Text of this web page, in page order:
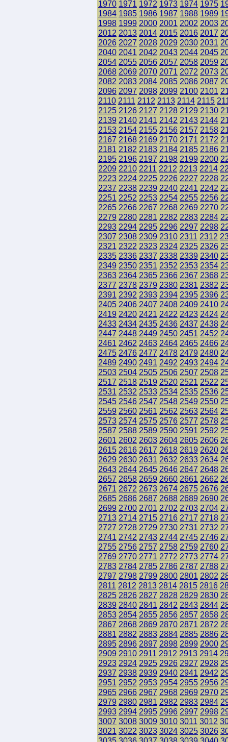
1970 1971 1972 1973 1974 1975
1984 1985 1986 1987 1988 1989
1998 1999 2000 2001 2002 2003
2012 2013 2014 2015 2016 2017
2026 2027 2028 2029 2030 2031
2040 2041 2042 2043 2044 2045
2054 2055 2056 2057 2058 2059
2068 2069 2070 2071 2072 2073
2082 2083 2084 2085 2086 2087
2096 2097 2098 2099 2100 2101
2110 2111 2112 2113 2114 2115
2125 2126 2127 2128 2129 2130
2139 2140 2141 2142 2143 2144
2153 2154 2155 2156 2157 2158
2167 2168 2169 2170 2171 2172
2181 2182 2183 2184 2185 2186
2195 2196 2197 2198 2199 2200
2209 2210 2211 2212 2213 2214
2223 2224 2225 2226 2227 2228
2237 2238 2239 2240 2241 2242
2251 2252 2253 2254 2255 2256
2265 2266 2267 2268 2269 2270
2279 2280 2281 2282 2283 2284
2293 2294 2295 2296 2297 2298
2307 2308 2309 2310 2311 2312
2321 2322 2323 2324 2325 2326
2335 2336 2337 2338 2339 2340
2349 2350 2351 2352 2353 2354
2363 2364 2365 2366 2367 2368
2377 2378 2379 2380 2381 2382
2391 2392 2393 2394 2395 2396
2405 2406 2407 2408 2409 2410
2419 2420 2421 2422 2423 2424
2433 2434 2435 2436 2437 2438
2447 2448 2449 2450 2451 2452
2461 2462 2463 2464 2465 2466
2475 2476 2477 2478 2479 2480
2489 2490 2491 2492 2493 2494
2503 2504 2505 2506 2507 2508
2517 2518 2519 2520 2521 2522
2531 2532 2533 2534 2535 2536
2545 2546 2547 2548 2549 2550
2559 2560 2561 2562 2563 2564
2573 2574 2575 2576 2577 2578
2587 2588 2589 2590 2591 2592
2601 2602 2603 2604 2605 2606
2615 2616 2617 2618 2619 2620
2629 2630 2631 2632 2633 2634
2643 2644 2645 2646 2647 2648
2657 2658 2659 2660 2661 2662
2671 2672 2673 2674 2675 2676
2685 2686 2687 2688 2689 2690
2699 2700 2701 2702 2703 2704
2713 2714 2715 2716 2717 2718
2727 2728 2729 2730 2731 2732
2741 2742 2743 2744 2745 2746
2755 2756 2757 2758 2759 2760
2769 2770 2771 2772 2773 2774
2783 2784 2785 2786 2787 2788
2797 2798 2799 2800 2801 2802
2811 2812 2813 2814 2815 2816
2825 2826 2827 2828 2829 2830
2839 2840 2841 2842 2843 2844
2853 2854 2855 2856 2857 2858
2867 2868 2869 2870 2871 2872
2881 2882 2883 2884 2885 2886
2895 2896 2897 2898 2899 2900
2909 2910 2911 2912 2913 2914
2923 2924 2925 2926 2927 2928
2937 2938 2939 2940 2941 2942
2951 2952 2953 2954 2955 2956
2965 2966 2967 2968 2969 2970
2979 2980 2981 2982 2983 2984
2993 2994 2995 2996 2997 2998
3007 3008 3009 3010 3011 3012
3021 3022 3023 3024 3025 3026